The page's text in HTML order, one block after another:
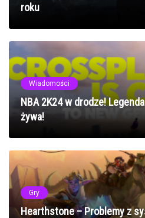
roku
Wiadomości
NBA 2K24 w drodze!
żywa!
Gry
Hearthstone – Problemy z